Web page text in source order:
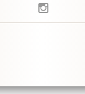
Cuidados com o Produto